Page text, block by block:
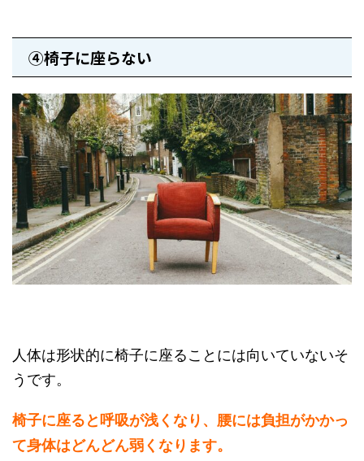
④椅子に座らない
人体は形状的に椅子に座ることには向いていないそ
うです。
椅子に座ると呼吸が浅くなり、腰には負担がかかっ
て身体はどんどん弱くなります。